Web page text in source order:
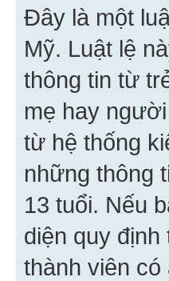
Đây là một
Mỹ. Luật lệ
thông tin từ
mẹ hay
từ hệ thống
những thông
13 tuổi. Nếu
diện quy
thành viên